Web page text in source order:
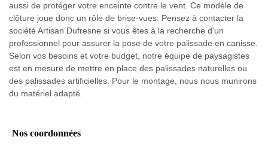
aussi de protéger votre enceinte contre le vent. Ce modèle de
clôture joue donc un rôle de brise-vues. Pensez à contacter la
société Artisan Dufresne si vous êtes à la recherche d’un
professionnel pour assurer la pose de votre palissade en canisse.
Selon vos besoins et votre budget, notre équipe de paysagistes
est en mesure de mettre en place des palissades naturelles ou
des palissades artificielles. Pour le montage, nous nous munirons
du matériel adapté.
Nos coordonnées